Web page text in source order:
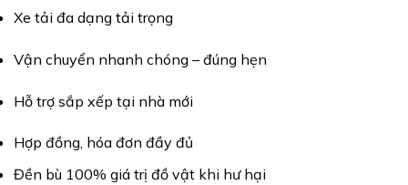
Xe tải đa dạng tải trọng
Vận chuyển nhanh chóng – đúng hẹn
Hỗ trợ sắp xếp tại nhà mới
Hợp đồng, hóa đơn đầy đủ
Đền bù 100% giá trị đồ vật khi hư hại